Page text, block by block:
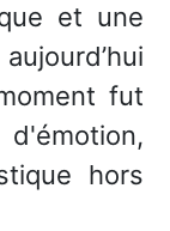
et une
fut
hors